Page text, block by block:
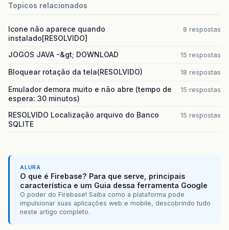
Topicos relacionados
Icone não aparece quando
instalado[RESOLVIDO]
8 respostas
JOGOS JAVA -&gt; DOWNLOAD 15 respostas
Bloquear rotação da tela(RESOLVIDO) 18 respostas
Emulador demora muito e não abre (tempo de
espera: 30 minutos)
15 respostas
RESOLVIDO Localização arquivo do Banco
SQLITE
15 respostas
ALURA
O que é Firebase? Para que serve, principais
característica e um Guia dessa ferramenta Google
O poder do Firebase! Saiba como a plataforma pode
impulsionar suas aplicações web e mobile, descobrindo tudo
neste artigo completo.